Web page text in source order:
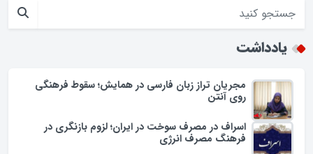
افزایش تجمل گرایی در جامعه اسلامی/زنگ خطری برای ارزش ها
یادداشت
مجریان تراز زبان فارسی در همایش؛ سقوط فرهنگی